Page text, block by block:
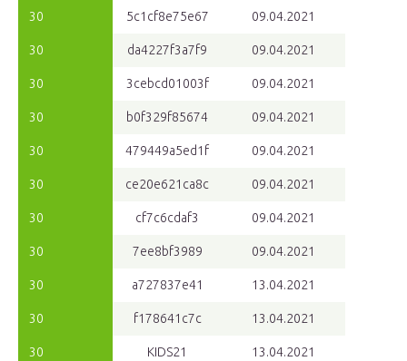
30 5c1cf8e75e67 09.04.2021
30 da4227f3a7f9 09.04.2021
30 3cebcd01003f 09.04.2021
30 b0f329f85674 09.04.2021
30 479449a5ed1f 09.04.2021
30 ce20e621ca8c 09.04.2021
30 cf7c6cdaf3 09.04.2021
30 7ee8bf3989 09.04.2021
30 a727837e41 13.04.2021
30 f178641c7c 13.04.2021
30 KIDS21 13.04.2021